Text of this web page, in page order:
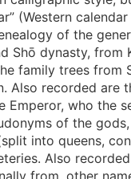
(Western
of the
dynasty, from
family trees from
Also recorded are
who the
of the
into queens,
Also
from, other